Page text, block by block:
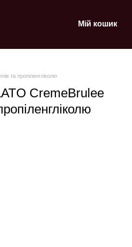
Мій кошик
та пропіленгліколю
CremeBrulee